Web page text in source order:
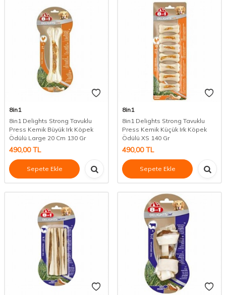
8in1
8in1 Delights Strong Tavuklu
Press Kemik Büyük Irk Köpek
Ödülü Large 20 Cm 130 Gr
490,00TL
Sepete Ekle
8in1
8in1 Delights Strong Tavuklu
Press Kemik Küçük Irk Köpek
Ödülü XS 140 Gr
490,00TL
Sepete Ekle